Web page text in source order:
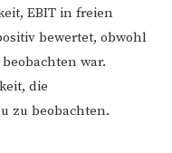
EBIT in freien
bewertet, obwohl
war.
die
zu beobachten.